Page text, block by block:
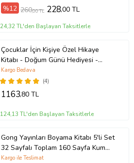
%12 260,00 TL 228,00 TL
24,32 TL'den Başlayan Taksitlerle
Çocuklar İçin Kişiye Özel Hikaye
Kitabı - Doğum Günü Hediyesi -
Okuma Hediyesi
(4)
Kargo Bedava
1163,80 TL
124,13 TL'den Başlayan Taksitlerle
Gong Yayınları Boyama Kitabı 5'li Set
32 Sayfalı Toplam 160 Sayfa Kum
Boyama Hediyeli (Buz-Buz)
Kargo ile Teslimat